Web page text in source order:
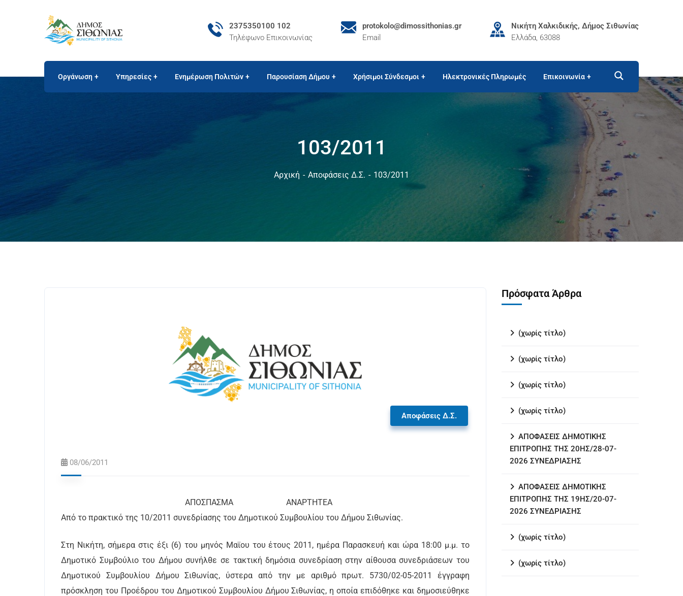
2375350100 102
Τηλέφωνο Επικοινωνίας
protokolo@dimossithonias.gr
Email
Νικήτη Χαλκιδικής, Δήμος Σιθωνίας
Ελλάδα, 63088
Οργάνωση Υπηρεσίες Ενημέρωση Πολιτών Παρουσίαση Δήμου Χρήσιμοι Σύνδεσμοι Ηλεκτρονικές Πληρωμές Επικοινωνία
103/2011
Αρχική Αποφάσεις Δ.Σ. 103/2011
Αποφάσεις Δ.Σ.
08/06/2011
ΑΠΟΣΠΑΣΜΑ ΑΝΑΡΤΗΤΕΑ
Από το πρακτικό της 10/2011 συνεδρίασης του Δημοτικού Συμβουλίου του Δήμου Σιθωνίας.
Στη Νικήτη, σήμερα στις έξι (6) του μηνός Μαϊου του έτους 2011, ημέρα Παρασκευή και ώρα 18:00 μ.μ. το
Δημοτικό Συμβούλιο του Δήμου συνήλθε σε τακτική δημόσια συνεδρίαση στην αίθουσα συνεδριάσεων του
Δημοτικού Συμβουλίου Δήμου Σιθωνίας, ύστερα από την με αριθμό πρωτ. 5730/02-05-2011 έγγραφη
πρόσκληση του Προέδρου του Δημοτικού Συμβουλίου Δήμου Σιθωνίας, η οποία επιδόθηκε και δημοσιεύθηκε
Πρόσφατα Άρθρα
(χωρίς τίτλο)
(χωρίς τίτλο)
(χωρίς τίτλο)
(χωρίς τίτλο)
ΑΠΟΦΑΣΕΙΣ ΔΗΜΟΤΙΚΗΣ
ΕΠΙΤΡΟΠΗΣ ΤΗΣ 20ΗΣ/28-07-
2026 ΣΥΝΕΔΡΙΑΣΗΣ
ΑΠΟΦΑΣΕΙΣ ΔΗΜΟΤΙΚΗΣ
ΕΠΙΤΡΟΠΗΣ ΤΗΣ 19ΗΣ/20-07-
2026 ΣΥΝΕΔΡΙΑΣΗΣ
(χωρίς τίτλο)
(χωρίς τίτλο)